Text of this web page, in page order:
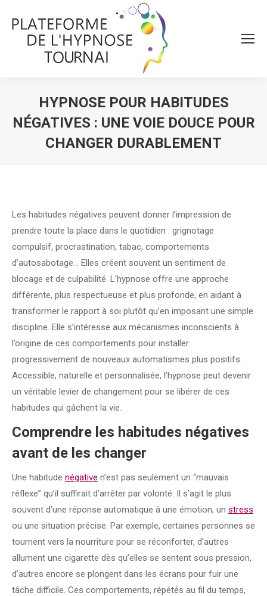
HYPNOSE POUR HABITUDES
NÉGATIVES : UNE VOIE DOUCE POUR
CHANGER DURABLEMENT
Les habitudes négatives peuvent donner l’impression de
prendre toute la place dans le quotidien : grignotage
compulsif, procrastination, tabac, comportements
d’autosabotage… Elles créent souvent un sentiment de
blocage et de culpabilité. L’hypnose offre une approche
différente, plus respectueuse et plus profonde, en aidant à
transformer le rapport à soi plutôt qu’en imposant une simple
discipline. Elle s’intéresse aux mécanismes inconscients à
l’origine de ces comportements pour installer
progressivement de nouveaux automatismes plus positifs.
Accessible, naturelle et personnalisée, l’hypnose peut devenir
un véritable levier de changement pour se libérer de ces
habitudes qui gâchent la vie.
Comprendre les habitudes négatives
avant de les changer
Une habitude négative n’est pas seulement un “mauvais
réflexe” qu’il suffirait d’arrêter par volonté. Il s’agit le plus
souvent d’une réponse automatique à une émotion, un stress
ou une situation précise. Par exemple, certaines personnes se
tournent vers la nourriture pour se réconforter, d’autres
allument une cigarette dès qu’elles se sentent sous pression,
d’autres encore se plongent dans les écrans pour fuir une
tâche difficile. Ces comportements, répétés au fil du temps,